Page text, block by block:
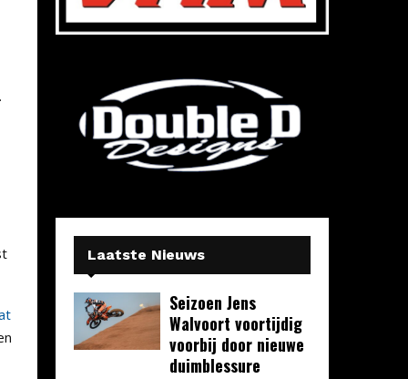
Laatste Nieuws
Seizoen Jens
Walvoort voortijdig
voorbij door nieuwe
duimblessure